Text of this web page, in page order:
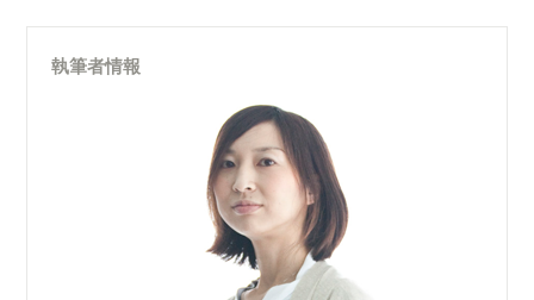
執筆者情報